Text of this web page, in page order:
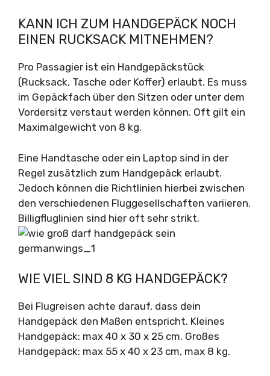
KANN ICH ZUM HANDGEPÄCK NOCH
EINEN RUCKSACK MITNEHMEN?
Pro Passagier ist ein Handgepäckstück
(Rucksack, Tasche oder Koffer) erlaubt. Es muss
im Gepäckfach über den Sitzen oder unter dem
Vordersitz verstaut werden können. Oft gilt ein
Maximalgewicht von 8 kg.
Eine Handtasche oder ein Laptop sind in der
Regel zusätzlich zum Handgepäck erlaubt.
Jedoch können die Richtlinien hierbei zwischen
den verschiedenen Fluggesellschaften variieren.
Billigfluglinien sind hier oft sehr strikt.
WIE VIEL SIND 8 KG HANDGEPÄCK?
Bei Flugreisen achte darauf, dass dein
Handgepäck den Maßen entspricht. Kleines
Handgepäck: max 40 x 30 x 25 cm. Großes
Handgepäck: max 55 x 40 x 23 cm, max 8 kg.